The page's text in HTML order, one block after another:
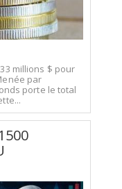
millions $ pour
par
porte le total